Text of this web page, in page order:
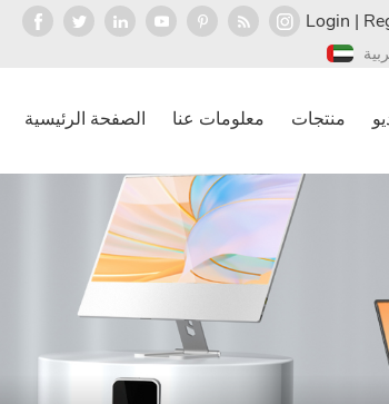
Login |
الصفحة الرئيسية معلومات عنا منتجات